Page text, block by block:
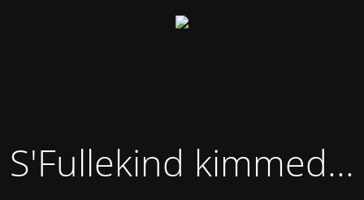
S'Fullekind kimmed...